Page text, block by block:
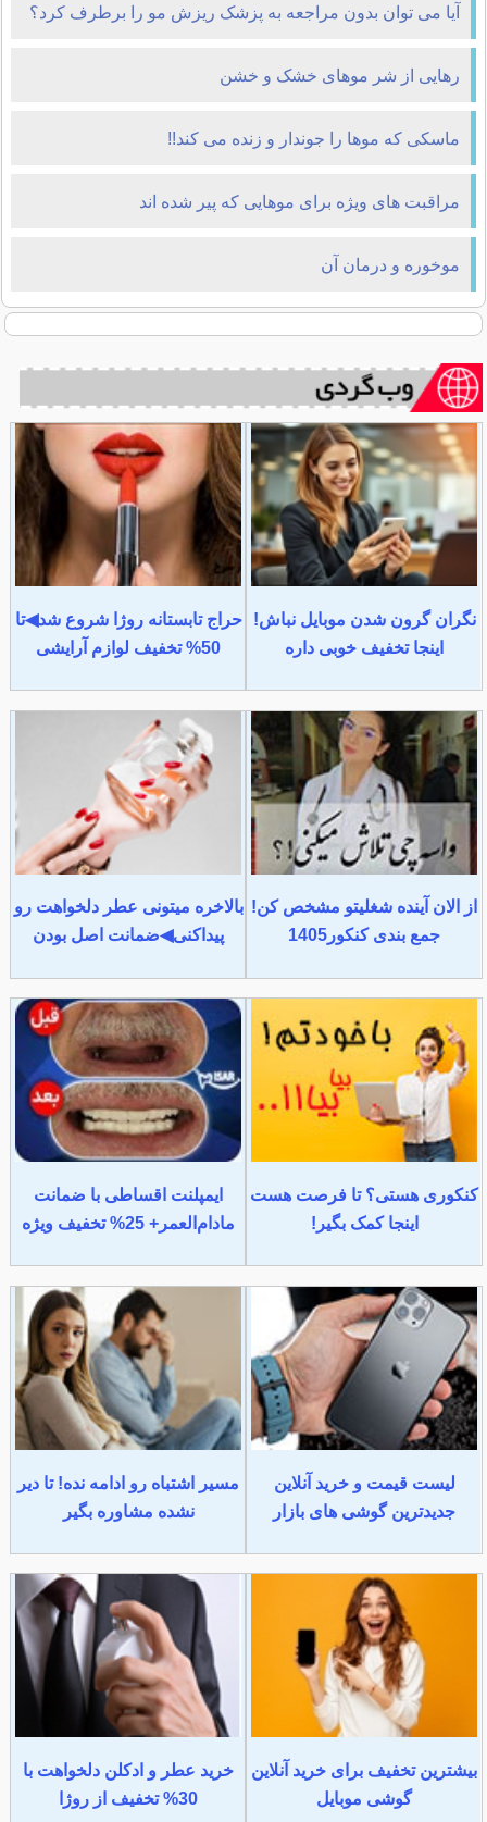
آیا می توان بدون مراجعه به پزشک ریزش مو را برطرف کرد؟
رهایی از شر موهای خشک و خشن
ماسکی که موها را جوندار و زنده می کند!!
مراقبت های ویژه برای موهایی که پیر شده اند
موخوره و درمان آن
نگران گرون شدن موبایل نباش!
اینجا تخفیف خوبی داره
حراج تابستانه روژا شروع شد◀تا
50% تخفیف لوازم آرایشی
از الان آینده شغلیتو مشخص کن!
جمع بندی کنکور1405
بالاخره میتونی عطر دلخواهت رو
پیداکنی◀ضمانت اصل بودن
کنکوری هستی؟ تا فرصت هست
اینجا کمک بگیر!
ایمپلنت اقساطی با ضمانت
مادام‌العمر+ 25% تخفیف ویژه
لیست قیمت و خرید آنلاین
جدیدترین گوشی های بازار
مسیر اشتباه رو ادامه نده! تا دیر
نشده مشاوره بگیر
بیشترین تخفیف برای خرید آنلاین
گوشی موبایل
خرید عطر و ادکلن دلخواهت با
30% تخفیف از روژا